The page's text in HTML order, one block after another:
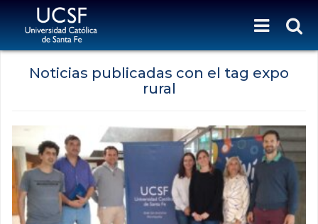
Noticias publicadas con el tag expo
rural